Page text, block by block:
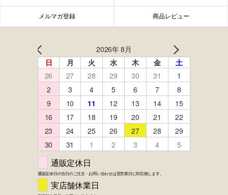
メルマガ登録 商品レビュー